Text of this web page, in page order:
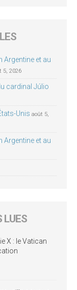
Argentine et au
5, 2026
cardinal Júlio
Unis août 5,
Argentine et au
LUES
X : le Vatican